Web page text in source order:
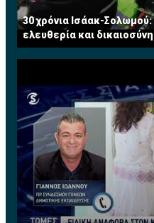
30 χρόνια Ισάακ-
ελευθερία και δικαιοσύνη